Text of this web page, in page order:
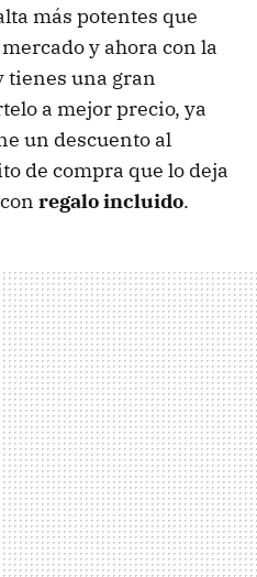
más potentes que
y ahora con la
tienes una gran
a mejor precio, ya
un descuento al
de compra que lo deja
regalo incluido.